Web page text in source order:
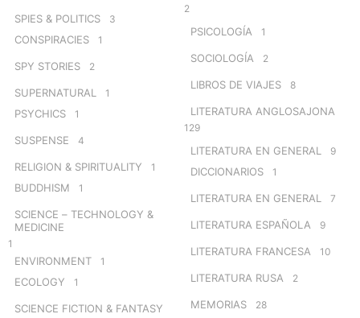
SPIES & POLITICS 3
CONSPIRACIES 1
SPY STORIES 2
SUPERNATURAL 1
PSYCHICS 1
SUSPENSE 4
RELIGION & SPIRITUALITY 1
BUDDHISM 1
SCIENCE – TECHNOLOGY &
MEDICINE
1
ENVIRONMENT 1
ECOLOGY 1
SCIENCE FICTION & FANTASY
2
PSICOLOGÍA 1
SOCIOLOGÍA 2
LIBROS DE VIAJES 8
LITERATURA ANGLOSAJONA
129
LITERATURA EN GENERAL 9
DICCIONARIOS 1
LITERATURA EN GENERAL 7
LITERATURA ESPAÑOLA 9
LITERATURA FRANCESA 10
LITERATURA RUSA 2
MEMORIAS 28